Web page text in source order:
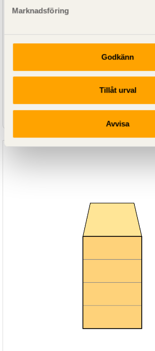
Marknadsföring
Godkänn
Tillåt urval
Avvisa
SE00495
Limträbalk GL30c Gran